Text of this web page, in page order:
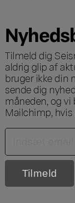
Tilmeld dig
aldrig glip af
bruger ikke din
sende dig
måneden, og
Mailchimp,